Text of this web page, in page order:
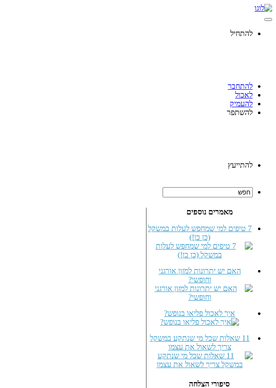
להתחיל
להתחבר
לאכול
להעמיק
להשתפר
להתייעץ
מאמרים נוספים
7 טיפים למי שמחפש לעלות במשקל
(כן כן!)
האם יש יתרונות למזון אורגני
וחופשי?
איך לאכול פליאו בנופש?
11 שאלות שכל מי שנתקע במשקל
צריך לשאול את עצמו
סיפורי הצלחה